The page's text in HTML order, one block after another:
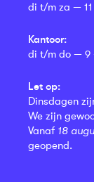
di t/m za — 11
Kantoor:
di t/m do — 9
Let op:
Dinsdagen
We zijn
Vanaf 18
geopend.